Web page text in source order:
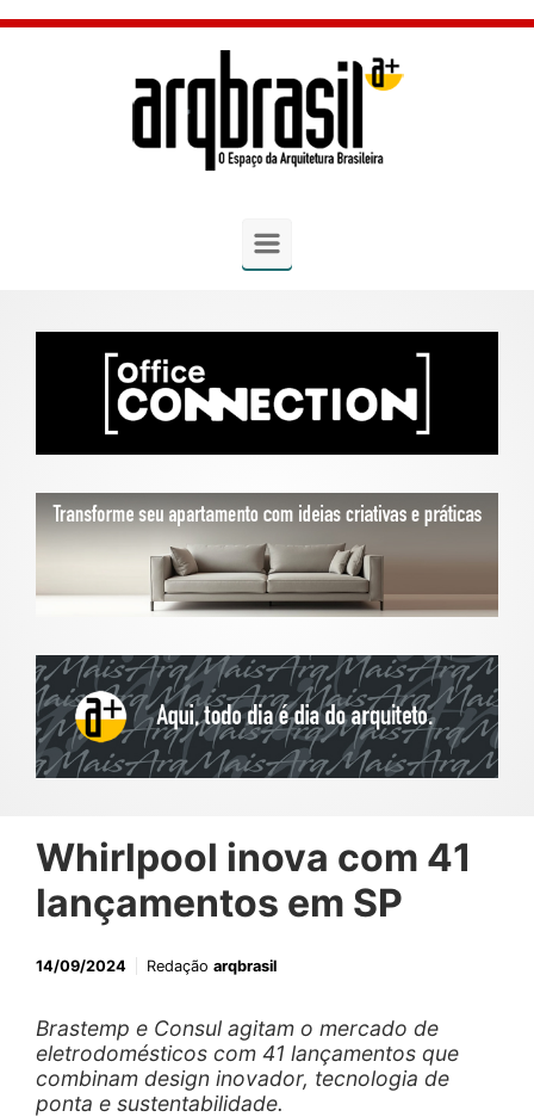
Skip to main content
Whirlpool inova com 41
lançamentos em SP
14/09/2024 Redação arqbrasil
Brastemp e Consul agitam o mercado de
eletrodomésticos com 41 lançamentos que
combinam design inovador, tecnologia de
ponta e sustentabilidade.